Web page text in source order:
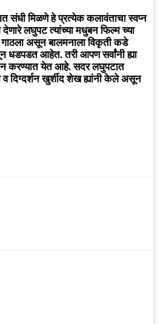
संधी मिळणे हे प्रत्येक कलावंताचा स्वप्न
लघुपट त्यांच्या मधुबन फिल्म च्या
असून बालमनाला विकृती कडे
धडपडत आहेत. तरी आपण सर्वांनी ह्या
करण्यात येत आहे. सदर लघुपटात
दिग्दर्शन खुर्शीद शेख ह्यांनी केले असून